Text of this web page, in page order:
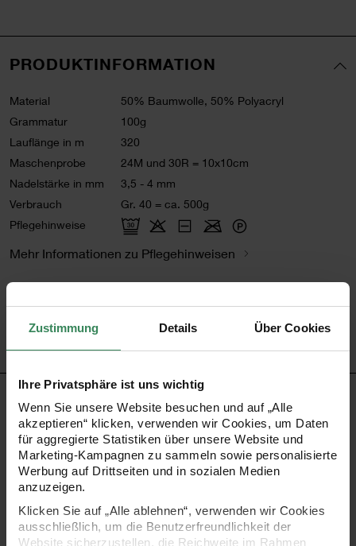
Zustimmung Details Über Cookies
Ihre Privatsphäre ist uns wichtig
Wenn Sie unsere Website besuchen und auf „Alle
akzeptieren“ klicken, verwenden wir Cookies, um Daten
für aggregierte Statistiken über unsere Website und
Marketing-Kampagnen zu sammeln sowie personalisierte
Werbung auf Drittseiten und in sozialen Medien
anzuzeigen.
Klicken Sie auf „Alle ablehnen“, verwenden wir Cookies
ausschließlich, um die Benutzerfreundlichkeit der
Website sicherzustellen, die Reichweite im Rahmen
PRODUKTINFORMATION
Material
50% Baumwolle, 50% Polyacryl
Grammatur
100g
Lauflänge in m
320
Maschenprobe
24M und 30R = 10x10cm
Nadelstärke in mm
3,5 - 4 mm
Verbrauch
Gr. 40 = ca. 500g
Pflegehinweise
Mehr Informationen zu Pflegehinweisen
Artikel-Nr.
Bestell-Nr. 3557839
PRODUKTBESCHREIBUNG
Creative Summer Sprinkles bringt Farbe in den Sommer!
Mehrere Fäden mit unterschiedlichen bunten
Farbverläufen werden in dem Garn verzwirnt und lassen
das tolle Farbspiel entstehen. Es gibt sowohl gedeckte
Töne als auch knallige Farben mit Neon-Akzenten. Die